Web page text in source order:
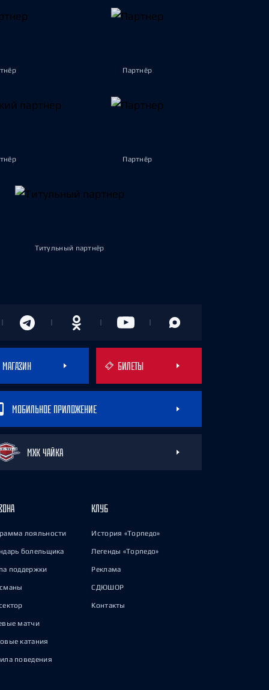
Партнёр
Партнёр
Титульный партнёр
МАГАЗИН БИЛЕТЫ
МОБИЛЬНОЕ ПРИЛОЖЕНИЕ
МХК ЧАЙКА
лояльности
болельщика
поддержки
матчи
катания
поведения
КЛУБ
История «Торпедо»
Легенды «Торпедо»
Реклама
СДЮШОР
Контакты